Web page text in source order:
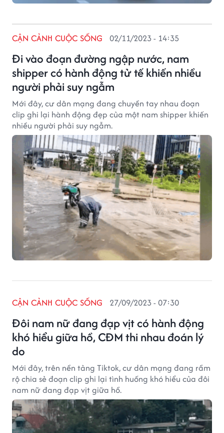
Đi vào đoạn đường ngập nước, nam
shipper có hành động tử tế khiến nhiều
người phải suy ngẫm
CẬN CẢNH CUỘC SỐNG 02/11/2023 - 14:35
Mới đây, cư dân mạng đang chuyền tay nhau đoạn
clip ghi lại hành động đẹp của một nam shipper khiến
nhiều người phải suy ngẫm.
Đôi nam nữ đang đạp vịt có hành động
khó hiểu giữa hồ, CĐM thi nhau đoán lý
do
CẬN CẢNH CUỘC SỐNG 27/09/2023 - 07:30
Mới đây, trên nền tảng Tiktok, cư dân mạng đang rầm
rộ chia sẻ đoạn clip ghi lại tình huống khó hiểu của đôi
nam nữ đang đạp vịt giữa hồ.